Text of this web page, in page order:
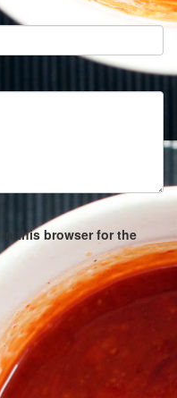
in this browser for the